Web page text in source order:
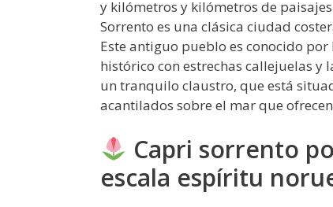
y kilómetros y kilómetros de
Sorrento es una clásica ciudad
Este antiguo pueblo es conocido
histórico con estrechas callejuelas y
un tranquilo claustro, que está
acantilados sobre el mar que
Capri sorrento
escala espíritu